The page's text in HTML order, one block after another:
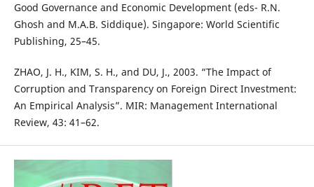
Good Governance and Economic Development (eds- R.N.
Ghosh and M.A.B. Siddique). Singapore: World Scientific
Publishing, 25–45.
ZHAO, J. H., KIM, S. H., and DU, J., 2003. “The Impact of
Corruption and Transparency on Foreign Direct Investment:
An Empirical Analysis”. MIR: Management International
Review, 43: 41–62.